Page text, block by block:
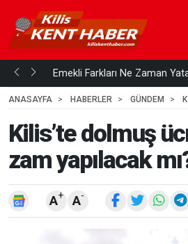
mi... Emekli Farkları Ne Zaman
ANASAYFA
HABERLER GÜNDEM
Kilis’te dolmuş
zam yapılacak
A+ A-